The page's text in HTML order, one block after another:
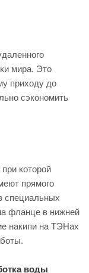
мира. Это
приходу до
сэкономить
которой
прямого
специальных
фланце в нижней
накипи на ТЭНах
воды